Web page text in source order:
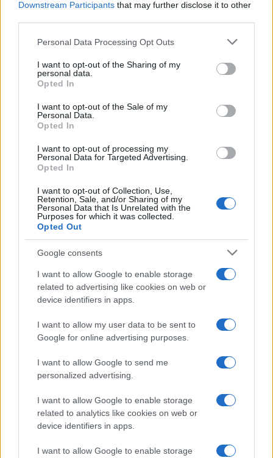
Downstream Participants that may further disclose it to other
Please note that this website/app uses one or more Google
not limited to your visit or usage behaviour. You may click to
grant or deny consent to Google and its third-party tags to
use your data for below specified purposes in below Google
consent section.
Personal Data Processing Opt Outs
I want to opt-out of the Sharing of my
personal data.
Opted In
I want to opt-out of the Sale of my
Personal Data.
Opted In
I want to opt-out of processing my
Personal Data for Targeted Advertising.
Opted In
I want to opt-out of Collection, Use,
Retention, Sale, and/or Sharing of my
Personal Data that Is Unrelated with the
Purposes for which it was collected.
Opted Out
Google consents
I want to allow Google to enable storage
related to advertising like cookies on web or
device identifiers in apps.
I want to allow my user data to be sent to
Google for online advertising purposes.
I want to allow Google to send me
personalized advertising.
I want to allow Google to enable storage
related to analytics like cookies on web or
device identifiers in apps.
I want to allow Google to enable storage
AUTORE
Ilaria Mauri
Ilaria Mauri, bolognese, decise di seguire il
Dall'Ara durante una partita decisiva: oggi
coordina le pagine di competizioni e
sul campo e conserva il biglietto di quella
partita come prova della svolta.
Continua a leggere